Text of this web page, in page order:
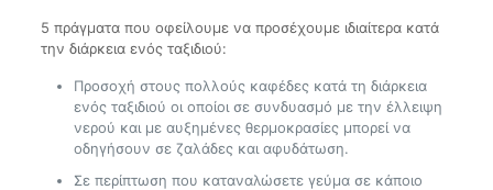
5 πράγματα που οφείλουμε να προσέχουμε ιδιαίτερα κατά
την διάρκεια ενός ταξιδιού:
Προσοχή στους πολλούς καφέδες κατά τη διάρκεια
ενός ταξιδιού οι οποίοι σε συνδυασμό με την έλλειψη
νερού και με αυξημένες θερμοκρασίες μπορεί να
οδηγήσουν σε ζαλάδες και αφυδάτωση.
Σε περίπτωση που καταναλώσετε γεύμα σε κάποιο